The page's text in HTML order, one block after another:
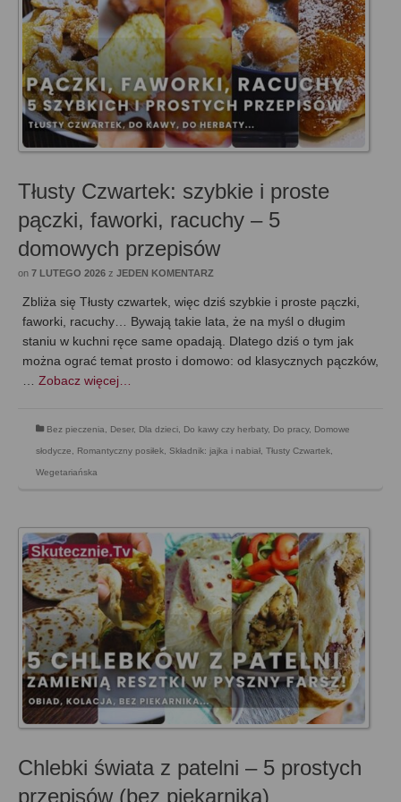
Tłusty Czwartek: szybkie i proste
pączki, faworki, racuchy – 5
domowych przepisów
on 7 LUTEGO 2026 z JEDEN KOMENTARZ
Zbliża się Tłusty czwartek, więc dziś szybkie i proste pączki,
faworki, racuchy… Bywają takie lata, że na myśl o długim
staniu w kuchni ręce same opadają. Dlatego dziś o tym jak
można ograć temat prosto i domowo: od klasycznych pączków,
Zobacz więcej…
Bez pieczenia Deser, Dla dzieci Do kawy czy herbaty, Do pracy, Domowe
słodycze Romantyczny posiłek Składnik: jajka i nabiał Tłusty Czwartek
Wegetariańska
Chlebki świata z patelni – 5 prostych
przepisów (bez piekarnika)